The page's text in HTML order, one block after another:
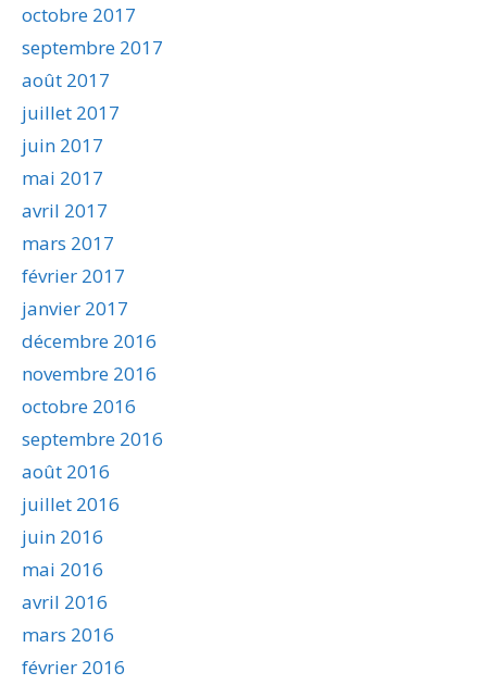
octobre 2017
septembre 2017
août 2017
juillet 2017
juin 2017
mai 2017
avril 2017
mars 2017
février 2017
janvier 2017
décembre 2016
novembre 2016
octobre 2016
septembre 2016
août 2016
juillet 2016
juin 2016
mai 2016
avril 2016
mars 2016
février 2016